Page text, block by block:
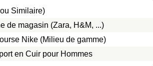
Similaire)
de magasin (Zara, H&M, ...)
Nike (Milieu de gamme)
en Cuir pour Hommes